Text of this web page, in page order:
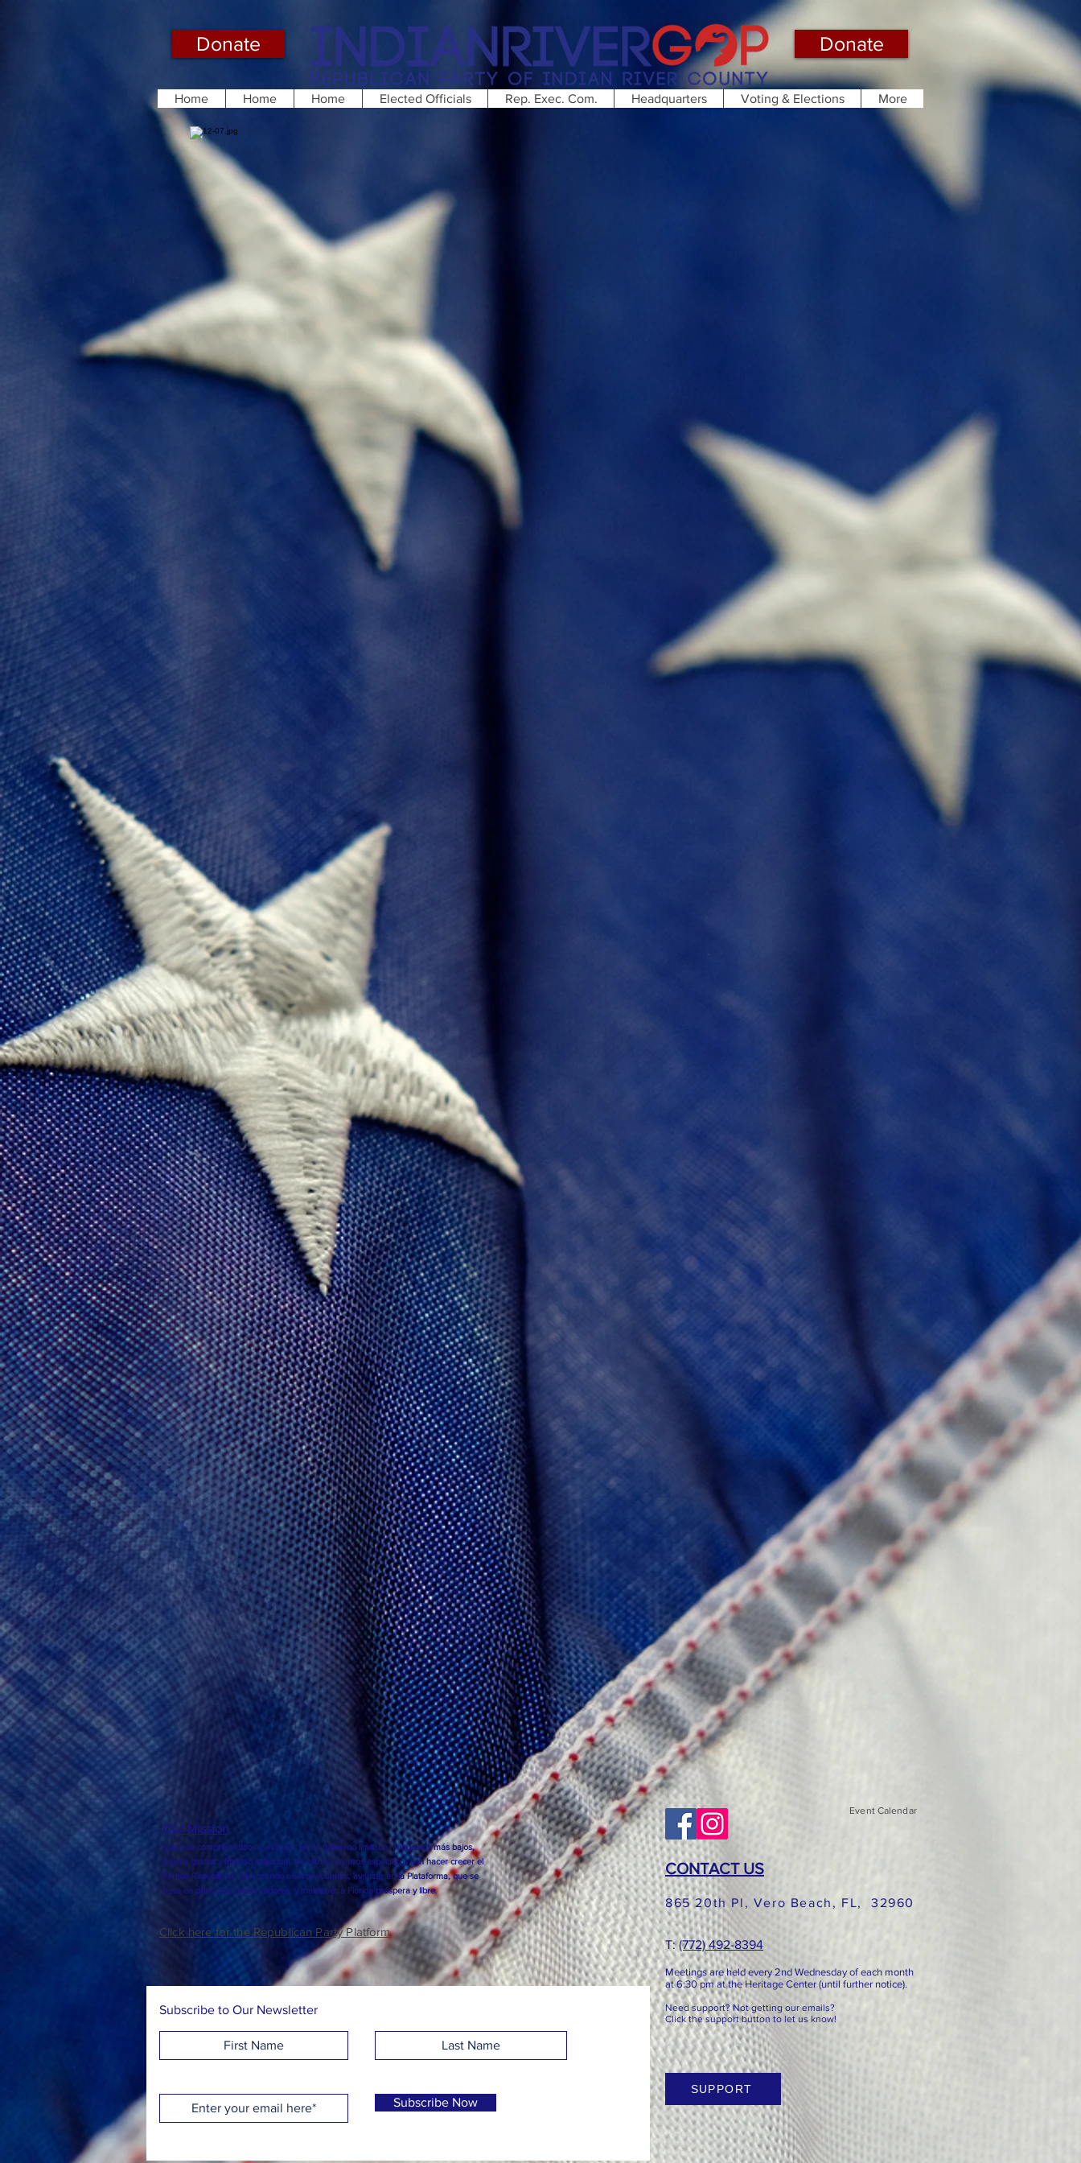
Donate Donate
Home Home Home Elected Officials Rep. Exec. Com. Headquarters Voting & Elections More
Our Mission
Estamos comprometidos a avanzar en un gobierno limitado, impuestos más bajos,
menos gastos y libertad individual. Nuestros objetivos específicos son hacer crecer el
Partido Republicano alcanzando nuevos votantes, avanzar en la Plataforma, que se
basa en principios conservadores, y mantener a Florida próspera y libre.
Click here for the Republican Party Platform
Subscribe to Our Newsletter
Subscribe Now
Event Calendar
CONTACT US
865 20th Pl, Vero Beach, FL, 32960
T: ​​(772) 492-8394
Meetings are held every 2nd Wednesday of each month
at 6:30 pm at the Heritage Center (until further notice).
Need support? Not getting our emails?
Click the support button to let us know!
SUPPORT